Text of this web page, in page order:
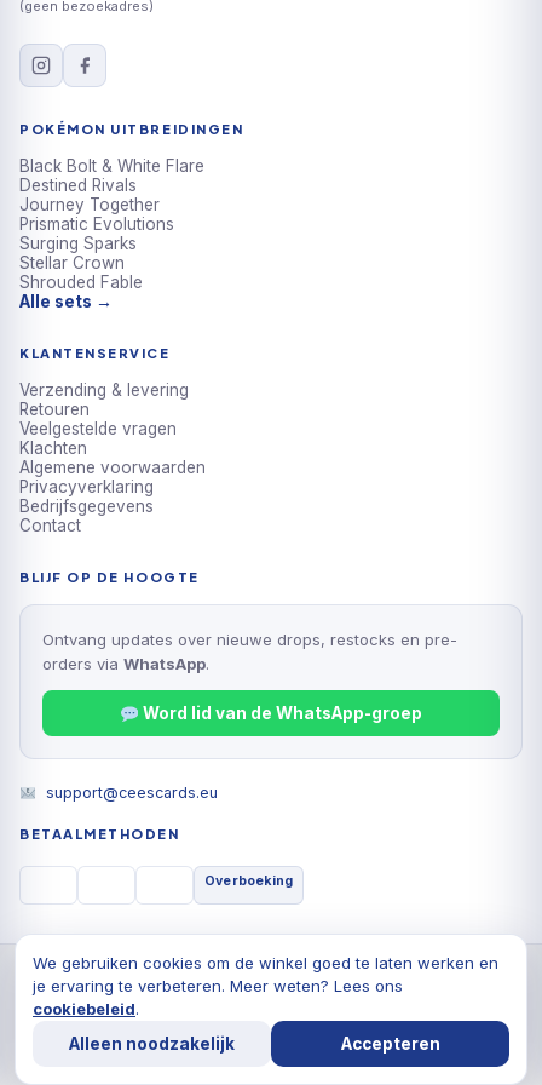
(geen bezoekadres)
POKÉMON UITBREIDINGEN
Black Bolt & White Flare
Destined Rivals
Journey Together
Prismatic Evolutions
Surging Sparks
Stellar Crown
Shrouded Fable
Alle sets →
KLANTENSERVICE
Verzending & levering
Retouren
Veelgestelde vragen
Klachten
Algemene voorwaarden
Privacyverklaring
Bedrijfsgegevens
Contact
BLIJF OP DE HOOGTE
Ontvang updates over nieuwe drops, restocks en pre-
orders via WhatsApp.
Word lid van de WhatsApp-groep
support@ceescards.eu
BETAALMETHODEN
Overboeking
© 2026 Cees Cards B.V., Alle rechten voorbehouden
PrivacyverklaringAlgemene voorwaarden Cookiebeleid
We gebruiken cookies om de winkel goed te laten werken en
je ervaring te verbeteren. Meer weten? Lees ons
cookiebeleid.
Alleen noodzakelijk
Accepteren
De waardering van ceescards.eu/ bijWebwinkelKeur
is 9.8/10 gebaseerd op 1764 reviews.